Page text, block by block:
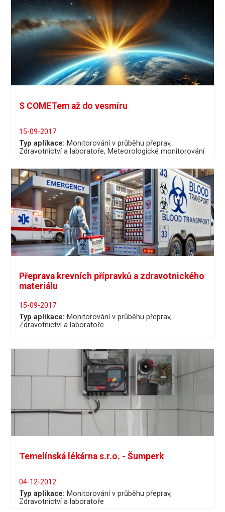
S COMETem až do vesmíru
15-09-2017
Typ aplikace: Monitorování v průběhu přeprav
Zdravotnictví a laboratoře Meteorologické monitorování
Přeprava krevních přípravků a zdravotnického
materiálu
15-09-2017
Typ aplikace: Monitorování v průběhu přeprav
Zdravotnictví a laboratoře
Temelínská lékárna s.r.o. - Šumperk
04-12-2012
Typ aplikace: Monitorování v průběhu přeprav
Zdravotnictví a laboratoře